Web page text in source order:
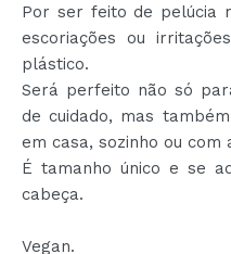
Por ser feito de pelúcia
escoriações ou
plástico.
Será perfeito não só
de cuidado, mas
em casa, sozinho ou com
É tamanho único e se
cabeça.
Vegan.